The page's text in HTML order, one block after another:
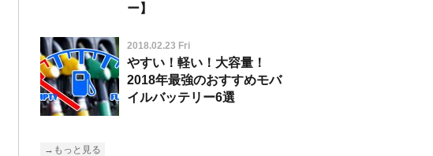
ー】
2018.02.23 Fri
やすい！軽い！大容量！
2018年最強のおすすめモバ
イルバッテリー6選
→もっと見る